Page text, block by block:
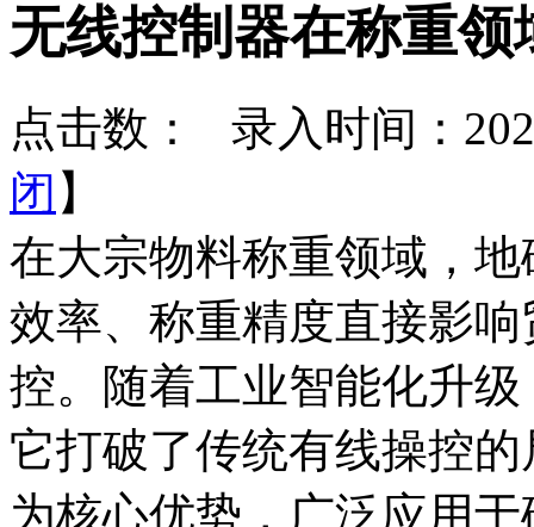
无线控制器在称重领
点击数：
录入时间：
闭 】
在大宗物料称重领域，
效率、称重精度直接影
控。随着工业智能化升
它打破了传统有线操控
为核心优势，广泛应用